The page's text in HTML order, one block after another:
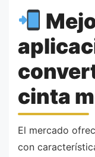
cinta
El mercado
con